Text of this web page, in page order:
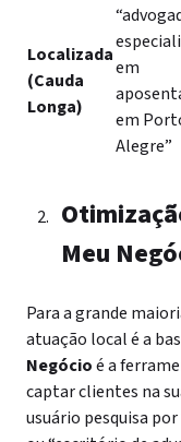
Localizada
(Cauda
Longa)
em
em
Alegre”
Meu
Para a grande
atuação local é a
Negócioé a
captar clientes na
usuário pesquisa